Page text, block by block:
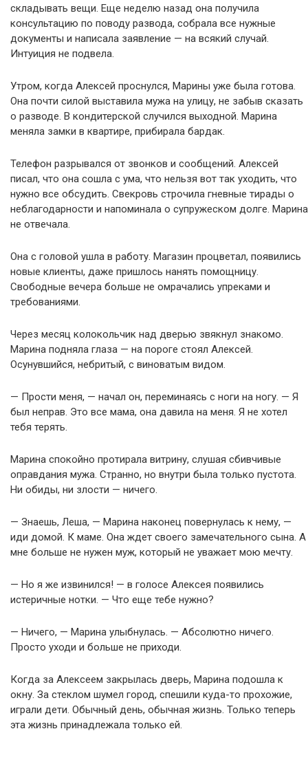
складывать вещи. Еще неделю назад она получила
консультацию по поводу развода, собрала все нужные
документы и написала заявление — на всякий случай.
Интуиция не подвела.
Утром, когда Алексей проснулся, Марины уже была готова.
Она почти силой выставила мужа на улицу, не забыв сказать
о разводе. В кондитерской случился выходной. Марина
меняла замки в квартире, прибирала бардак.
Телефон разрывался от звонков и сообщений. Алексей
писал, что она сошла с ума, что нельзя вот так уходить, что
нужно все обсудить. Свекровь строчила гневные тирады о
неблагодарности и напоминала о супружеском долге. Марина
не отвечала.
Она с головой ушла в работу. Магазин процветал, появились
новые клиенты, даже пришлось нанять помощницу.
Свободные вечера больше не омрачались упреками и
требованиями.
Через месяц колокольчик над дверью звякнул знакомо.
Марина подняла глаза — на пороге стоял Алексей.
Осунувшийся, небритый, с виноватым видом.
— Прости меня, — начал он, переминаясь с ноги на ногу. — Я
был неправ. Это все мама, она давила на меня. Я не хотел
тебя терять.
Марина спокойно протирала витрину, слушая сбивчивые
оправдания мужа. Странно, но внутри была только пустота.
Ни обиды, ни злости — ничего.
— Знаешь, Леша, — Марина наконец повернулась к нему, —
иди домой. К маме. Она ждет своего замечательного сына. А
мне больше не нужен муж, который не уважает мою мечту.
— Но я же извинился! — в голосе Алексея появились
истеричные нотки. — Что еще тебе нужно?
— Ничего, — Марина улыбнулась. — Абсолютно ничего.
Просто уходи и больше не приходи.
Когда за Алексеем закрылась дверь, Марина подошла к
окну. За стеклом шумел город, спешили куда-то прохожие,
играли дети. Обычный день, обычная жизнь. Только теперь
эта жизнь принадлежала только ей.